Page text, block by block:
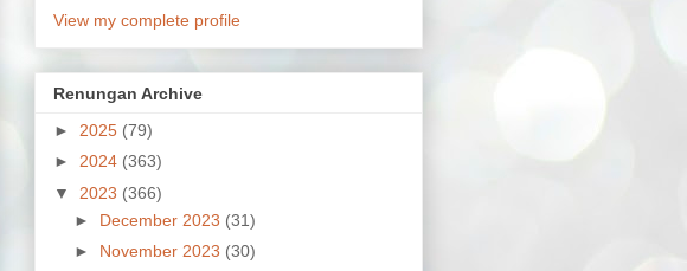
View my complete profile
Renungan Archive
► 2025 (79)
► 2024 (363)
▼ 2023 (366)
► December 2023 (31)
► November 2023 (30)